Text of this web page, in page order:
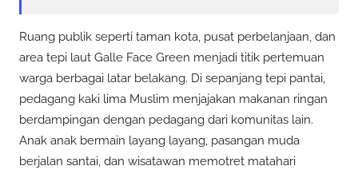
Ruang publik seperti taman kota, pusat perbelanjaan, dan
area tepi laut Galle Face Green menjadi titik pertemuan
warga berbagai latar belakang. Di sepanjang tepi pantai,
pedagang kaki lima Muslim menjajakan makanan ringan
berdampingan dengan pedagang dari komunitas lain.
Anak anak bermain layang layang, pasangan muda
berjalan santai, dan wisatawan memotret matahari